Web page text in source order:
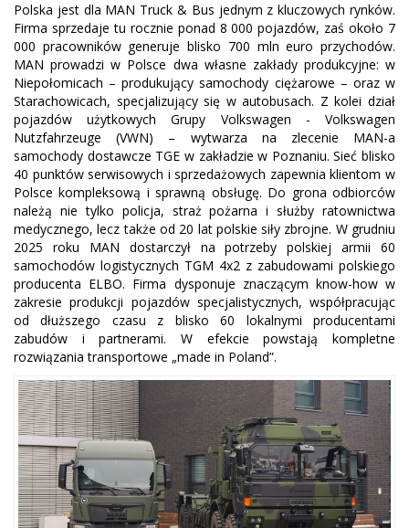
Polska jest dla MAN Truck & Bus jednym z kluczowych rynków.
Firma sprzedaje tu rocznie ponad 8 000 pojazdów, zaś około 7
000 pracowników generuje blisko 700 mln euro przychodów.
MAN prowadzi w Polsce dwa własne zakłady produkcyjne: w
Niepołomicach – produkujący samochody ciężarowe – oraz w
Starachowicach, specjalizujący się w autobusach. Z kolei dział
pojazdów użytkowych Grupy Volkswagen - Volkswagen
Nutzfahrzeuge (VWN) – wytwarza na zlecenie MAN-a
samochody dostawcze TGE w zakładzie w Poznaniu. Sieć blisko
40 punktów serwisowych i sprzedażowych zapewnia klientom w
Polsce kompleksową i sprawną obsługę. Do grona odbiorców
należą nie tylko policja, straż pożarna i służby ratownictwa
medycznego, lecz także od 20 lat polskie siły zbrojne. W grudniu
2025 roku MAN dostarczył na potrzeby polskiej armii 60
samochodów logistycznych TGM 4x2 z zabudowami polskiego
producenta ELBO. Firma dysponuje znaczącym know-how w
zakresie produkcji pojazdów specjalistycznych, współpracując
od dłuższego czasu z blisko 60 lokalnymi producentami
zabudów i partnerami. W efekcie powstają kompletne
rozwiązania transportowe „made in Poland”.